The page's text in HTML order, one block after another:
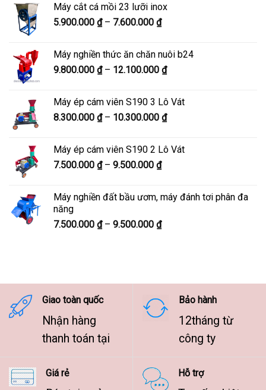
6.300.000 ₫
đến
Máy cắt cá mồi 23 lưỡi inox
5.900.000 ₫ – 7.600.000 ₫Khoảng
5.900.000 ₫
đến
Máy nghiền thức ăn chăn nuôi b24
9.800.000 ₫ – 12.100.000 ₫Khoảng
9.800.000 ₫
đến
Máy ép cám viên S190 3 Lô Vát
8.300.000 ₫ – 10.300.000 ₫Khoảng
8.300.000 ₫
Máy ép cám viên S190 2 Lô Vát
7.500.000 ₫ – 9.500.000 ₫Khoảng
7.500.000 ₫
9.500.000 ₫
Máy nghiền đất bầu ươm, máy đánh tơi phân đa
năng
7.500.000 ₫ – 9.500.000 ₫Khoảng
9.500.000 ₫
Giao toàn quốc
Nhận hàng
thanh toán tại
Bảo hành
12tháng từ
công ty
Giá rẻ Hỗ trợ